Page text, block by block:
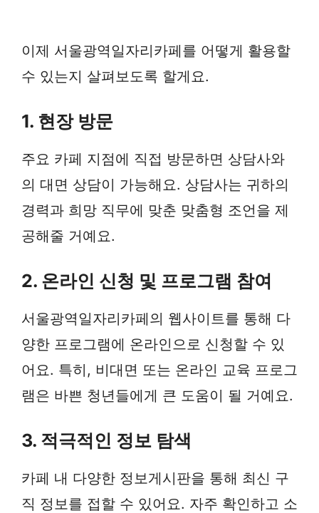
이제 서울광역일자리카페를 어떻게 활용할
수 있는지 살펴보도록 할게요.
1. 현장 방문
주요 카페 지점에 직접 방문하면 상담사와
의 대면 상담이 가능해요. 상담사는 귀하의
경력과 희망 직무에 맞춘 맞춤형 조언을 제
공해줄 거예요.
2. 온라인 신청 및 프로그램 참여
서울광역일자리카페의 웹사이트를 통해 다
양한 프로그램에 온라인으로 신청할 수 있
어요. 특히, 비대면 또는 온라인 교육 프로그
램은 바쁜 청년들에게 큰 도움이 될 거예요.
3. 적극적인 정보 탐색
카페 내 다양한 정보게시판을 통해 최신 구
직 정보를 접할 수 있어요. 자주 확인하고 소